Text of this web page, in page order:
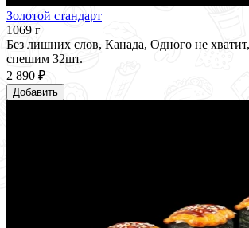
Золотой стандарт
1069 г
Без лишних слов, Канада, Одного не
спешим 32шт.
2 890 ₽
Добавить